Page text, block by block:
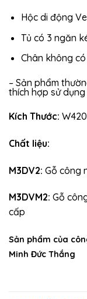
Hộc di động
Tủ có 3 ngăn
Chân không
– Sản phẩm
thích hợp sử
Kích Thước:
Chất liệu:
M3DV2: Gỗ công
M3DVM2: Gỗ
cấp
Sản phẩm của
Minh Đức Thắng